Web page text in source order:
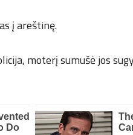
į areštinę.
moterį sumušė jos